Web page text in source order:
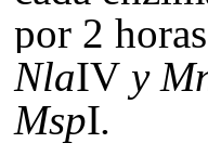
por 2
NlaIV y
MspI.